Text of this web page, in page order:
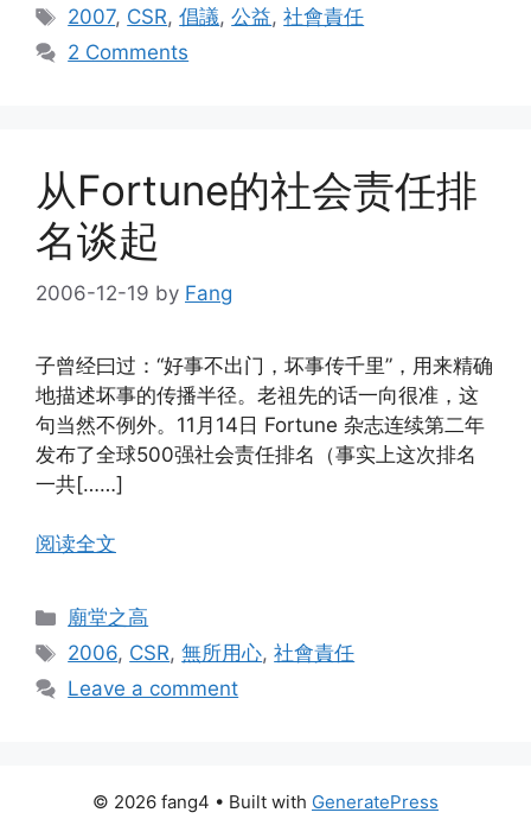
Tags
2007, CSR,倡議,公益,社會責任
2 Comments
从Fortune的社会责任排
名谈起
2006-12-19 by Fang
子曾经曰过：“好事不出门，坏事传千里”，用来精确
地描述坏事的传播半径。老祖先的话一向很准，这
句当然不例外。11月14日 Fortune 杂志连续第二年
发布了全球500强社会责任排名（事实上这次排名
一共[……]
阅读全文
Categories
廟堂之高
Tags
2006, CSR,無所用心,社會責任
Leave a comment
© 2026 fang4 • Built with GeneratePress